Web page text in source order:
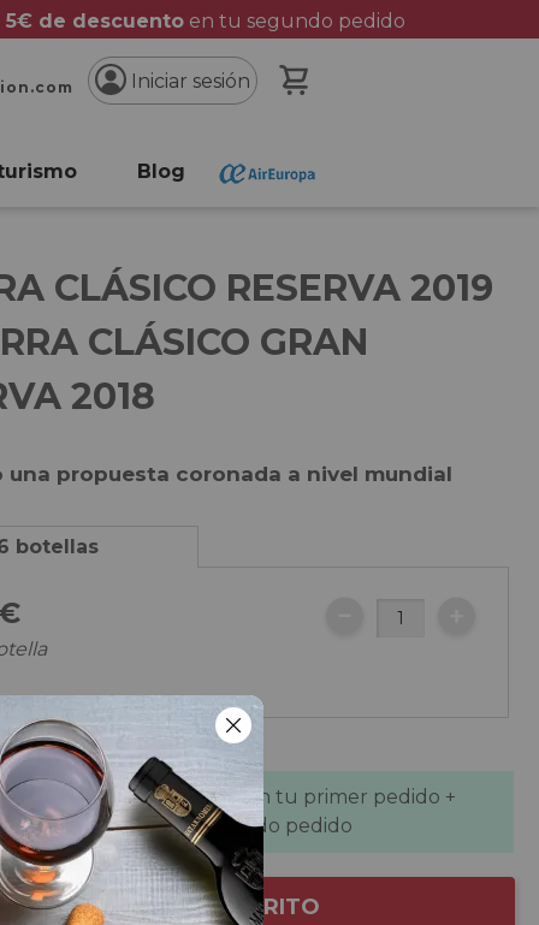
5€ de descuentoen tu segundo pedido
Iniciar sesión
Blog
CLÁSICO RESERVA 2019
CLÁSICO GRAN
2018
una propuesta coronada a nivel mundial
botellas
GRATIS
de descuentose aplican en tu primer pedido +
descuentoen tu segundo pedido
AÑADIR AL CARRITO